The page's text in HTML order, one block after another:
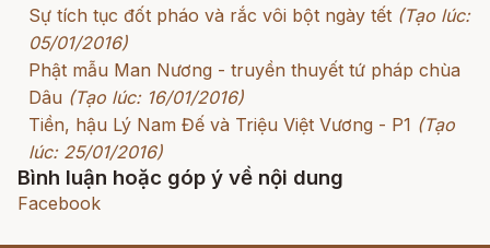
Sự tích tục đốt pháo và rắc vôi bột ngày tết (Tạo lúc:
05/01/2016)
Phật mẫu Man Nương - truyền thuyết tứ pháp chùa
Dâu (Tạo lúc: 16/01/2016)
Tiền, hậu Lý Nam Đế và Triệu Việt Vương - P1 (Tạo
lúc: 25/01/2016)
Bình luận hoặc góp ý về nội dung
Facebook